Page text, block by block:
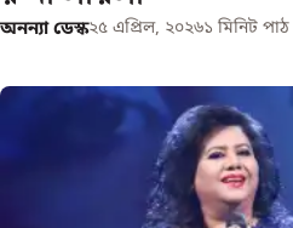
অনন্যা ডেস্ক২৫ এপ্রিল, ২০২৬১ মিনিট পাঠ